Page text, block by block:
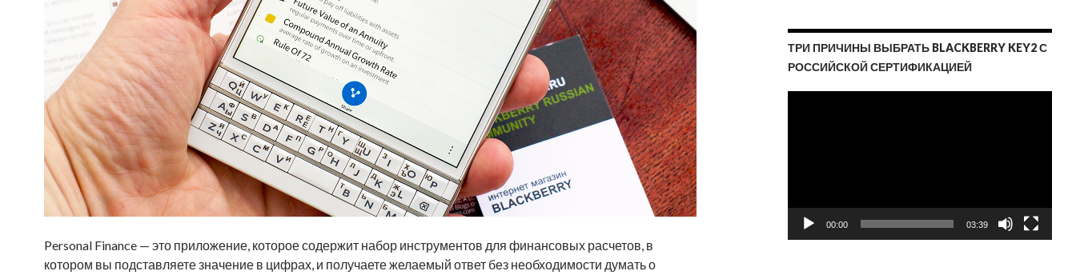
Personal Finance — это приложение, которое содержит набор инструментов для финансовых расчетов, в
котором вы подставляете значение в цифрах, и получаете желаемый ответ без необходимости думать о
ТРИ ПРИЧИНЫ ВЫБРАТЬ BLACKBERRY KEY2 С
РОССИЙСКОЙ СЕРТИФИКАЦИЕЙ
00:00 03:39